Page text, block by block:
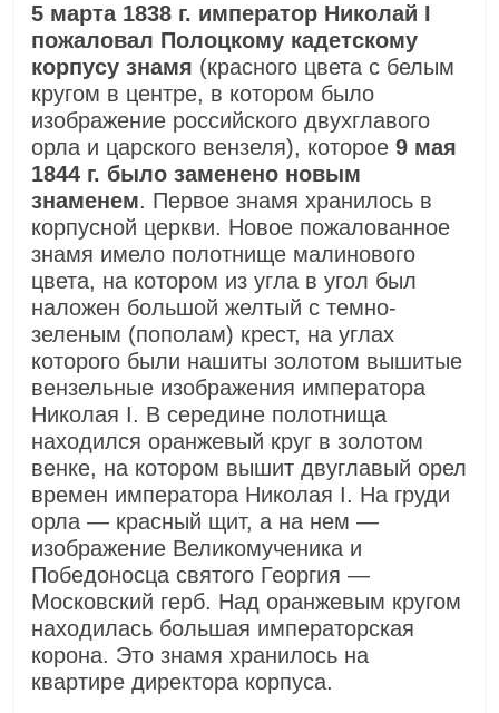
5 марта 1838 г. император Николай I
пожаловал Полоцкому кадетскому
корпусу знамя (красного цвета с белым
кругом в центре, в котором было
изображение российского двухглавого
орла и царского вензеля), которое9 мая
1844 г. было заменено новым
знаменем. Первое знамя хранилось в
корпусной церкви. Новое пожалованное
знамя имело полотнище малинового
цвета, на котором из угла в угол был
наложен большой желтый с темно-
зеленым (пополам) крест, на углах
которого были нашиты золотом вышитые
вензельные изображения императора
Николая I. В середине полотнища
находился оранжевый круг в золотом
венке, на котором вышит двуглавый орел
времен императора Николая I. На груди
орла — красный щит, а на нем —
изображение Великомученика и
Победоносца святого Георгия —
Московский герб. Над оранжевым кругом
находилась большая императорская
корона. Это знамя хранилось на
квартире директора корпуса.